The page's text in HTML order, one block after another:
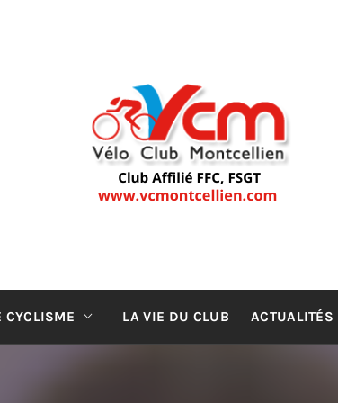
de cyclisme de Montceau-les-Mines
CYCLISME LA VIE DU CLUB ACTUALITÉS